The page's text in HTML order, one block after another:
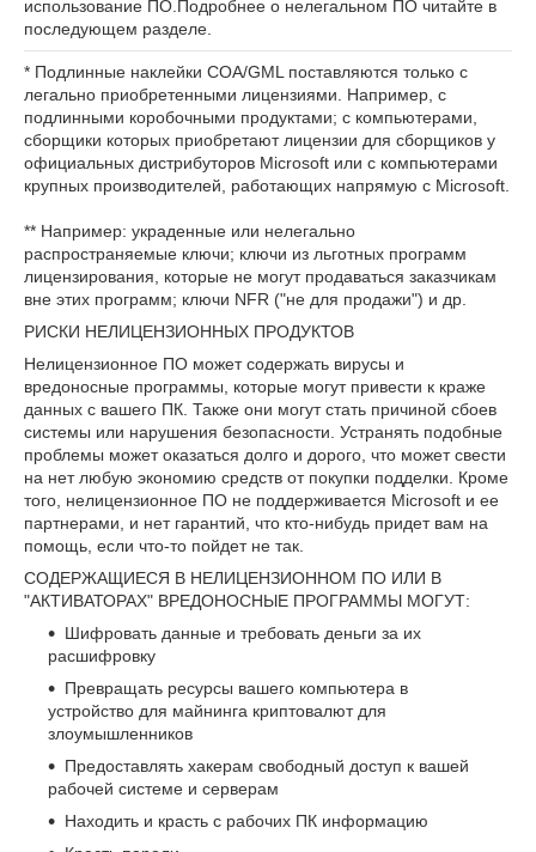
использование ПО.Подробнее о нелегальном ПО читайте в
последующем разделе.
* Подлинные наклейки COA/GML поставляются только с
легально приобретенными лицензиями. Например, с
подлинными коробочными продуктами; с компьютерами,
сборщики которых приобретают лицензии для сборщиков у
официальных дистрибуторов Microsoft или с компьютерами
крупных производителей, работающих напрямую с Microsoft.
** Например: украденные или нелегально
распространяемые ключи; ключи из льготных программ
лицензирования, которые не могут продаваться заказчикам
вне этих программ; ключи NFR ("не для продажи") и др.
РИСКИ НЕЛИЦЕНЗИОННЫХ ПРОДУКТОВ
Нелицензионное ПО может содержать вирусы и
вредоносные программы, которые могут привести к краже
данных с вашего ПК. Также они могут стать причиной сбоев
системы или нарушения безопасности. Устранять подобные
проблемы может оказаться долго и дорого, что может свести
на нет любую экономию средств от покупки подделки. Кроме
того, нелицензионное ПО не поддерживается Microsoft и ее
партнерами, и нет гарантий, что кто-нибудь придет вам на
помощь, если что-то пойдет не так.
СОДЕРЖАЩИЕСЯ В НЕЛИЦЕНЗИОННОМ ПО ИЛИ В
"АКТИВАТОРАХ" ВРЕДОНОСНЫЕ ПРОГРАММЫ МОГУТ:
Шифровать данные и требовать деньги за их
расшифровку
Превращать ресурсы вашего компьютера в
устройство для майнинга криптовалют для
злоумышленников
Предоставлять хакерам свободный доступ к вашей
рабочей системе и серверам
Находить и красть с рабочих ПК информацию